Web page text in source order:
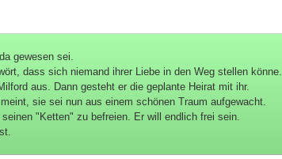
gewesen sei.
dass sich niemand ihrer Liebe in den Weg stellen könne.
aus. Dann gesteht er die geplante Heirat mit ihr.
sie sei nun aus einem schönen Traum aufgewacht.
"Ketten" zu befreien. Er will endlich frei sein.